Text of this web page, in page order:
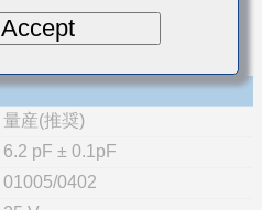
量産(推奨)
6.2 pF ± 0.1pF
01005/0402
Accept